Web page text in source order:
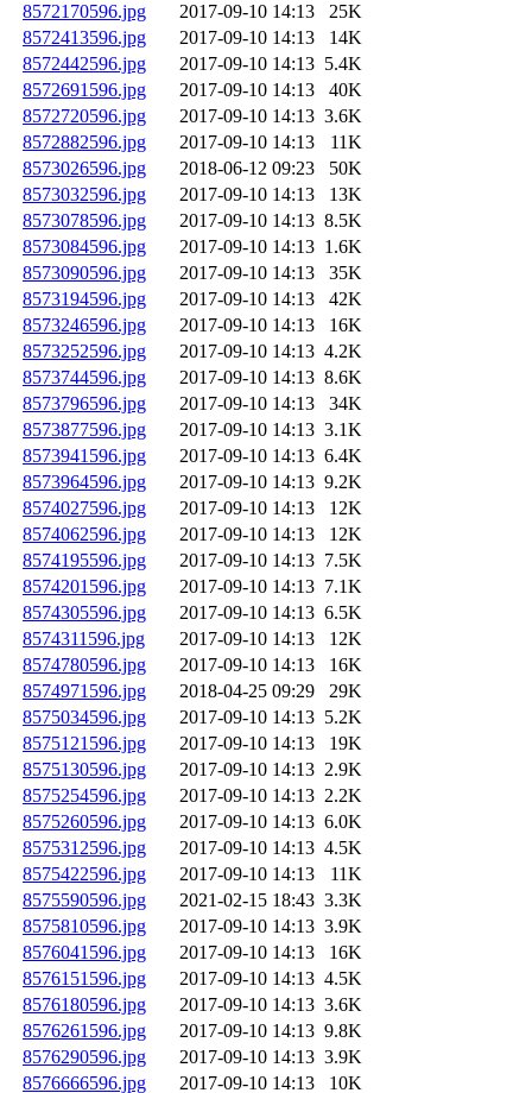
8572170596.jpg
2017-09-10 14:13
25K
8572413596.jpg
2017-09-10 14:13
14K
8572442596.jpg
2017-09-10 14:13 5.4K
8572691596.jpg
2017-09-10 14:13
40K
8572720596.jpg
2017-09-10 14:13 3.6K
8572882596.jpg
2017-09-10 14:13
11K
8573026596.jpg
2018-06-12 09:23
50K
8573032596.jpg
2017-09-10 14:13
13K
8573078596.jpg
2017-09-10 14:13 8.5K
8573084596.jpg
2017-09-10 14:13 1.6K
8573090596.jpg
2017-09-10 14:13
35K
8573194596.jpg
2017-09-10 14:13
42K
8573246596.jpg
2017-09-10 14:13
16K
8573252596.jpg
2017-09-10 14:13 4.2K
8573744596.jpg
2017-09-10 14:13 8.6K
8573796596.jpg
2017-09-10 14:13
34K
8573877596.jpg
2017-09-10 14:13 3.1K
8573941596.jpg
2017-09-10 14:13 6.4K
8573964596.jpg
2017-09-10 14:13 9.2K
8574027596.jpg
2017-09-10 14:13
12K
8574062596.jpg
2017-09-10 14:13
12K
8574195596.jpg
2017-09-10 14:13 7.5K
8574201596.jpg
2017-09-10 14:13 7.1K
8574305596.jpg
2017-09-10 14:13 6.5K
8574311596.jpg
2017-09-10 14:13
12K
8574780596.jpg
2017-09-10 14:13
16K
8574971596.jpg
2018-04-25 09:29
29K
8575034596.jpg
2017-09-10 14:13 5.2K
8575121596.jpg
2017-09-10 14:13
19K
8575130596.jpg
2017-09-10 14:13 2.9K
8575254596.jpg
2017-09-10 14:13 2.2K
8575260596.jpg
2017-09-10 14:13 6.0K
8575312596.jpg
2017-09-10 14:13 4.5K
8575422596.jpg
2017-09-10 14:13
11K
8575590596.jpg
2021-02-15 18:43 3.3K
8575810596.jpg
2017-09-10 14:13 3.9K
8576041596.jpg
2017-09-10 14:13
16K
8576151596.jpg
2017-09-10 14:13 4.5K
8576180596.jpg
2017-09-10 14:13 3.6K
8576261596.jpg
2017-09-10 14:13 9.8K
8576290596.jpg
2017-09-10 14:13 3.9K
8576666596.jpg
2017-09-10 14:13 10K